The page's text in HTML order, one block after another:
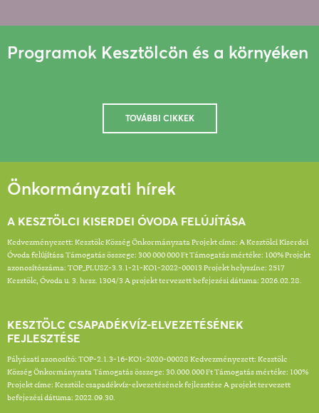
Programok Kesztölcön és a környéken
TOVÁBBI CIKKEK
Önkormányzati hírek
A KESZTÖLCI KISERDEI ÓVODA FELÚJÍTÁSA
Kedvezményezett: Kesztölc Község Önkormányzata Projekt címe: A Kesztölci Kiserdei
Óvoda felújítása Támogatás összege: 300 000 000 Ft Támogatás mértéke: 100% Projekt
azonosítószáma: TOP_PLUSZ-3.3.1-21-KO1-2022-00013 Projekt helyszíne: 2517
Kesztölc, Óvoda u. 3. hrsz. 1304/3 A projekt tervezett befejezési dátuma: 2026.02.28.
KESZTÖLC CSAPADÉKVÍZ-ELVEZETÉSÉNEK
FEJLESZTÉSE
Pályázati azonosító: TOP-2.1.3-16-KO1-2020-00028 Kedvezményezett: Kesztölc
Község Önkormányzata Támogatás összege: 30.000.000 Ft Támogatás mértéke: 100%
Projekt címe: Kesztölc csapadékvíz-elvezetésének fejlesztése A projekt tervezett
befejezési dátuma: 2022.09.30.